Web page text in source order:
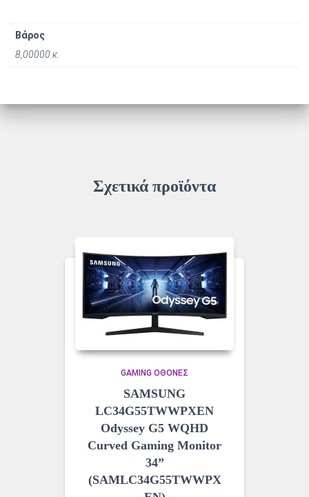
Βάρος
8,00000 κ.
Σχετικά προϊόντα
GAMING ΟΘΌΝΕΣ
SAMSUNG
LC34G55TWWPXEN
Odyssey G5 WQHD
Curved Gaming Monitor
34”
(SAMLC34G55TWWPX